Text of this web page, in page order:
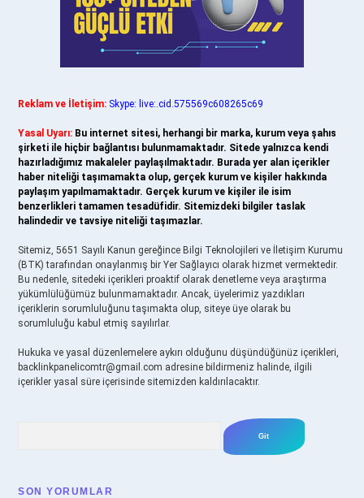
Reklam ve İletişim: Skype: live:.cid.575569c608265c69
Yasal Uyarı: Bu internet sitesi, herhangi bir marka, kurum veya şahıs
şirketi ile hiçbir bağlantısı bulunmamaktadır. Sitede yalnızca kendi
hazırladığımız makaleler paylaşılmaktadır. Burada yer alan içerikler
haber niteliği taşımamakta olup, gerçek kurum ve kişiler hakkında
paylaşım yapılmamaktadır. Gerçek kurum ve kişiler ile isim
benzerlikleri tamamen tesadüfidir. Sitemizdeki bilgiler taslak
halindedir ve tavsiye niteliği taşımazlar.
Sitemiz, 5651 Sayılı Kanun gereğince Bilgi Teknolojileri ve İletişim Kurumu
(BTK) tarafından onaylanmış bir Yer Sağlayıcı olarak hizmet vermektedir.
Bu nedenle, sitedeki içerikleri proaktif olarak denetleme veya araştırma
yükümlülüğümüz bulunmamaktadır. Ancak, üyelerimiz yazdıkları
içeriklerin sorumluluğunu taşımakta olup, siteye üye olarak bu
sorumluluğu kabul etmiş sayılırlar.
Hukuka ve yasal düzenlemelere aykırı olduğunu düşündüğünüz içerikleri,
backlinkpanelicomtr@gmail.com adresine bildirmeniz halinde, ilgili
içerikler yasal süre içerisinde sitemizden kaldırılacaktır.
SON YORUMLAR